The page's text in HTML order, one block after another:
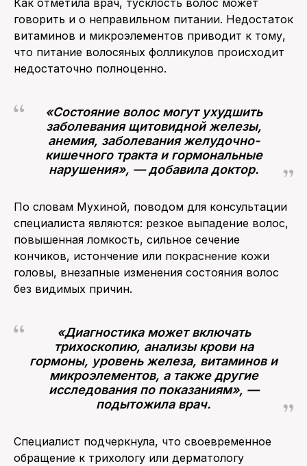
Как отметила врач, тусклость волос может
говорить и о неправильном питании. Недостаток
витаминов и микроэлементов приводит к тому,
что питание волосяных фолликулов происходит
недостаточно полноценно.
«Состояние волос могут ухудшить
заболевания щитовидной железы,
анемия, заболевания желудочно-
кишечного тракта и гормональные
нарушения», — добавила доктор.
По словам Мухиной, поводом для консультации
специалиста являются: резкое выпадение волос,
повышенная ломкость, сильное сечение
кончиков, истончение или покраснение кожи
головы, внезапные изменения состояния волос
без видимых причин.
«Диагностика может включать
трихоскопию, анализы крови на
гормоны, уровень железа, витаминов и
микроэлементов, а также другие
исследования по показаниям», —
подытожила врач.
Специалист подчеркнула, что своевременное
обращение к трихологу или дерматологу